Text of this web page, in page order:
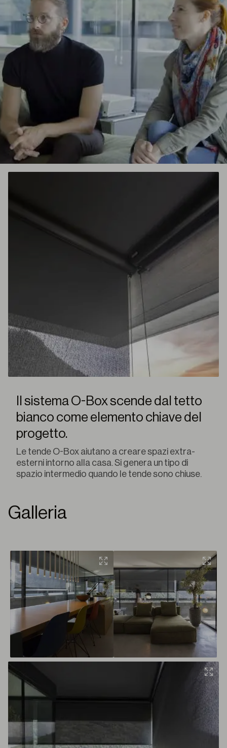
Il sistema O-Box scende dal tetto
bianco come elemento chiave del
progetto.
Le tende O-Box aiutano a creare spazi extra-
esterni intorno alla casa. Si genera un tipo di
spazio intermedio quando le tende sono chiuse.
Galleria